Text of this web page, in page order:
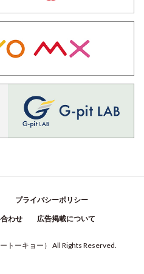
プライバシーポリシー
わせ 広告掲載について
トーキョー ） All Rights Reserved.